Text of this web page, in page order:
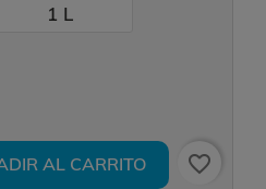
1 L
AL CARRITO favorite_border